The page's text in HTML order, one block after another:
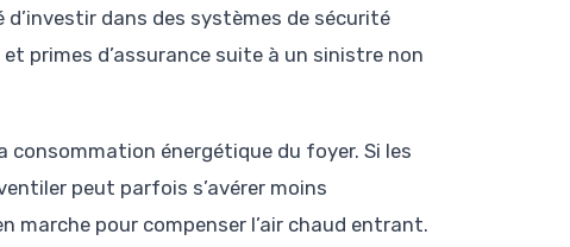
d’investir dans des systèmes de sécurité
primes d’assurance suite à un sinistre non
consommation énergétique du foyer. Si les
peut parfois s’avérer moins
pour compenser l’air chaud entrant.